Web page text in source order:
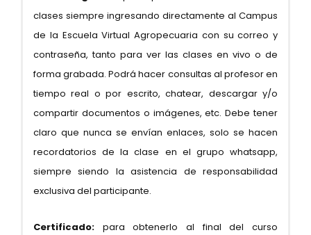
clases siempre ingresando directamente al Campus
de la Escuela Virtual Agropecuaria con su correo y
contraseña, tanto para ver las clases en vivo o de
forma grabada. Podrá hacer consultas al profesor en
tiempo real o por escrito, chatear, descargar y/o
compartir documentos o imágenes, etc. Debe tener
claro que nunca se envían enlaces, solo se hacen
recordatorios de la clase en el grupo whatsapp,
siempre siendo la asistencia de responsabilidad
exclusiva del participante.
Certificado: para obtenerlo al final del curso